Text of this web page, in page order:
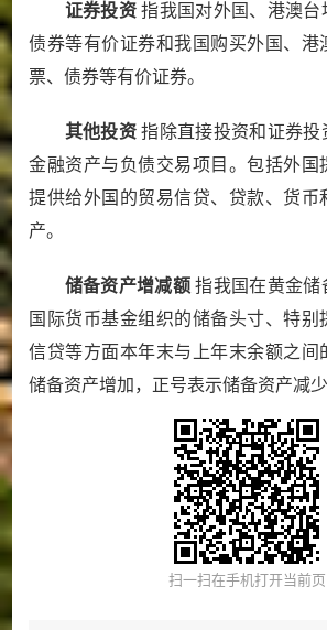
证券投资 指我国对外国、港澳台
债券等有价证券和我国购买外国、港
票、债券等有价证券。
其他投资 指除直接投资和证券投
金融资产与负债交易项目。包括外国
提供给外国的贸易信贷、贷款、货币
产。
储备资产增减额 指我国在黄金储
国际货币基金组织的储备头寸、特别
信贷等方面本年末与上年末余额之间
储备资产增加，正号表示储备资产减少
扫一扫在手机打开当前页